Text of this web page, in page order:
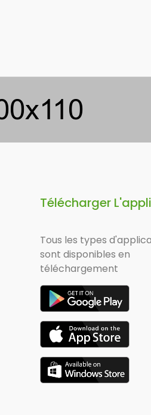
Télécharger
Tous les types
sont disponibles en
téléchargement